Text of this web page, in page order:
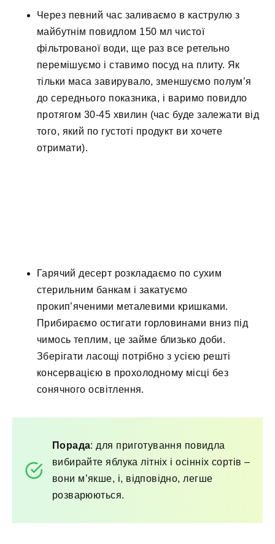
Через певний час заливаємо в каструлю з
майбутнім повидлом 150 мл чистої
фільтрованої води, ще раз все ретельно
перемішуємо і ставимо посуд на плиту. Як
тільки маса завирувало, зменшуємо полум’я
до середнього показника, і варимо повидло
протягом 30-45 хвилин (час буде залежати від
того, який по густоті продукт ви хочете
отримати).
Гарячий десерт розкладаємо по сухим
стерильним банкам і закатуємо
прокип’яченими металевими кришками.
Прибираємо остигати горловинами вниз під
чимось теплим, це займе близько доби.
Зберігати ласощі потрібно з усією решті
консервацією в прохолодному місці без
сонячного освітлення.
Порада: для приготування повидла
вибирайте яблука літніх і осінніх сортів –
вони м’якше, і, відповідно, легше
розварюються.